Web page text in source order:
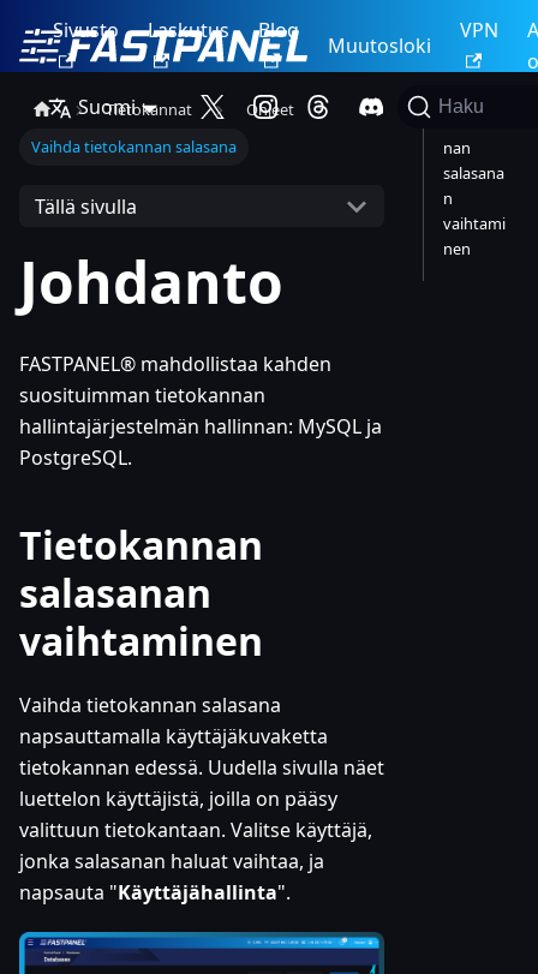
Sivusto Laskutus Blog
Muutosloki
VPN
Suomi
Haku
Tietokannat
Ohjeet
Vaihda tietokannan salasana
Tällä sivulla
Johdanto
FASTPANEL® mahdollistaa kahden
suosituimman tietokannan
hallintajärjestelmän hallinnan: MySQL ja
PostgreSQL.
Tietokannan
salasanan
vaihtaminen
Vaihda tietokannan salasana
napsauttamalla käyttäjäkuvaketta
tietokannan edessä. Uudella sivulla näet
luettelon käyttäjistä, joilla on pääsy
valittuun tietokantaan. Valitse käyttäjä,
jonka salasanan haluat vaihtaa, ja
napsauta "Käyttäjähallinta".
nan
salasana
n
vaihtami
nen